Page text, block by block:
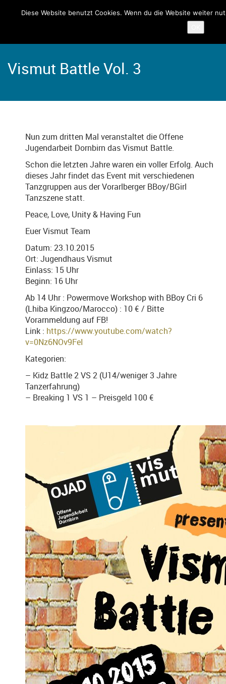
Vismut Battle Vol. 3
Nun zum dritten Mal veranstaltet die Offene
Jugendarbeit Dornbirn das Vismut Battle.
Schon die letzten Jahre waren ein voller Erfolg. Auch
dieses Jahr findet das Event mit verschiedenen
Tanzgruppen aus der Vorarlberger BBoy/BGirl
Tanzszene statt.
Peace, Love, Unity & Having Fun
Euer Vismut Team
Datum: 23.10.2015
Ort: Jugendhaus Vismut
Einlass: 15 Uhr
Beginn: 16 Uhr
Ab 14 Uhr : Powermove Workshop with BBoy Cri 6
(Lhiba Kingzoo/Marocco) : 10 € / Bitte
Vorarnmeldung auf FB!
Link : https://www.youtube.com/watch?
v=0Nz6NOv9FeI
Kategorien:
– Kidz Battle 2 VS 2 (U14/weniger 3 Jahre
Tanzerfahrung)
– Breaking 1 VS 1 – Preisgeld 100 €
Diese Website benutzt Cookies. Wenn du die Website weiter